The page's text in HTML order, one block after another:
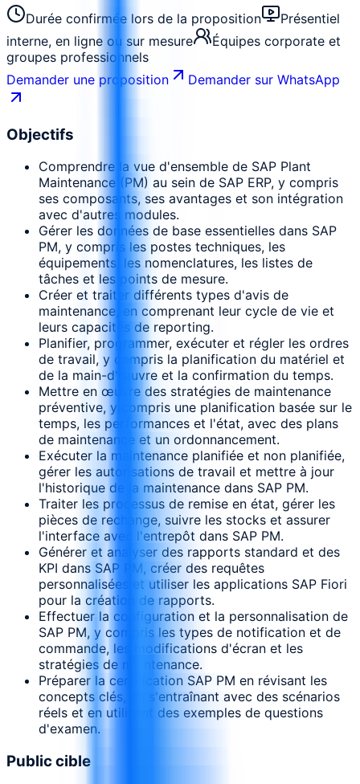
Durée confirmée lors de la proposition
Présentiel
interne, en ligne ou sur mesure
Équipes corporate et
groupes professionnels
Demander une proposition
Demander sur WhatsApp
Objectifs
Comprendre la vue d'ensemble de SAP Plant
Maintenance (PM) au sein de SAP ERP, y compris
ses composants, ses avantages et son intégration
avec d'autres modules.
Gérer les données de base essentielles dans SAP
PM, y compris les postes techniques, les
équipements, les nomenclatures, les listes de
tâches et les points de mesure.
Créer et traiter différents types d'avis de
maintenance, en comprenant leur cycle de vie et
leurs capacités de reporting.
Planifier, programmer, exécuter et régler les ordres
de travail, y compris la planification du matériel et
de la main-d'œuvre et la confirmation du temps.
Mettre en œuvre des stratégies de maintenance
préventive, y compris une planification basée sur le
temps, les performances et l'état, avec des plans
de maintenance et un ordonnancement.
Exécuter la maintenance planifiée et non planifiée,
gérer les autorisations de travail et mettre à jour
l'historique de la maintenance dans SAP PM.
Traiter les processus de remise en état, gérer les
pièces de rechange, suivre les stocks et assurer
l'interface avec l'entrepôt dans SAP PM.
Générer et analyser des rapports standard et des
KPI dans SAP PM, créer des requêtes
personnalisées et utiliser les applications SAP Fiori
pour la création de rapports.
Effectuer la configuration et la personnalisation de
SAP PM, y compris les types de notification et de
commande, les modifications d'écran et les
stratégies de maintenance.
Préparer la certification SAP PM en révisant les
concepts clés, en s'entraînant avec des scénarios
réels et en utilisant des exemples de questions
d'examen.
Public cible